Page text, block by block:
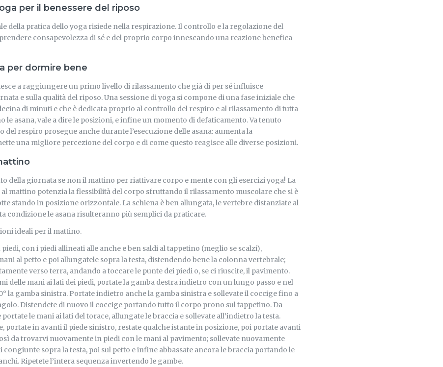
per il benessere del riposo
della pratica dello yoga risiede nella respirazione. Il controllo e la regolazione del
consapevolezza di sé e del proprio corpo innescando una reazione benefica
per dormire bene
a raggiungere un primo livello di rilassamento che già di per sé influisce
e sulla qualità del riposo. Una sessione di yoga si compone di una fase iniziale che
di minuti e che è dedicata proprio al controllo del respiro e al rilassamento di tutta
le asana, vale a dire le posizioni, e infine un momento di defaticamento. Va tenuto
del respiro prosegue anche durante l’esecuzione delle asana: aumenta la
una migliore percezione del corpo e di come questo reagisce alle diverse posizioni.
della giornata se non il mattino per riattivare corpo e mente con gli esercizi yoga! La
mattino potenzia la flessibilità del corpo sfruttando il rilassamento muscolare che si è
stando in posizione orizzontale. La schiena è ben allungata, le vertebre distanziate al
condizione le asana risulteranno più semplici da praticare.
ideali per il mattino.
piedi, con i piedi allineati alle anche e ben saldi al tappetino (meglio se scalzi),
al petto e poi allungatele sopra la testa, distendendo bene la colonna vertebrale;
verso terra, andando a toccare le punte dei piedi o, se ci riuscite, il pavimento.
delle mani ai lati dei piedi, portate la gamba destra indietro con un lungo passo e nel
la gamba sinistra. Portate indietro anche la gamba sinistra e sollevate il coccige fino a
Distendete di nuovo il coccige portando tutto il corpo prono sul tappetino. Da
le mani ai lati del torace, allungate le braccia e sollevate all’indietro la testa.
portate in avanti il piede sinistro, restate qualche istante in posizione, poi portate avanti
da trovarvi nuovamente in piedi con le mani al pavimento; sollevate nuovamente
congiunte sopra la testa, poi sul petto e infine abbassate ancora le braccia portando le
Ripetete l’intera sequenza invertendo le gambe.